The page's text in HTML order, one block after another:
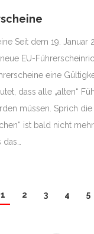
Seit dem 19. Januar
EU-
eine
dass alle „alten“
müssen. Sprich die
ist bald nicht
1 2 3 4 5